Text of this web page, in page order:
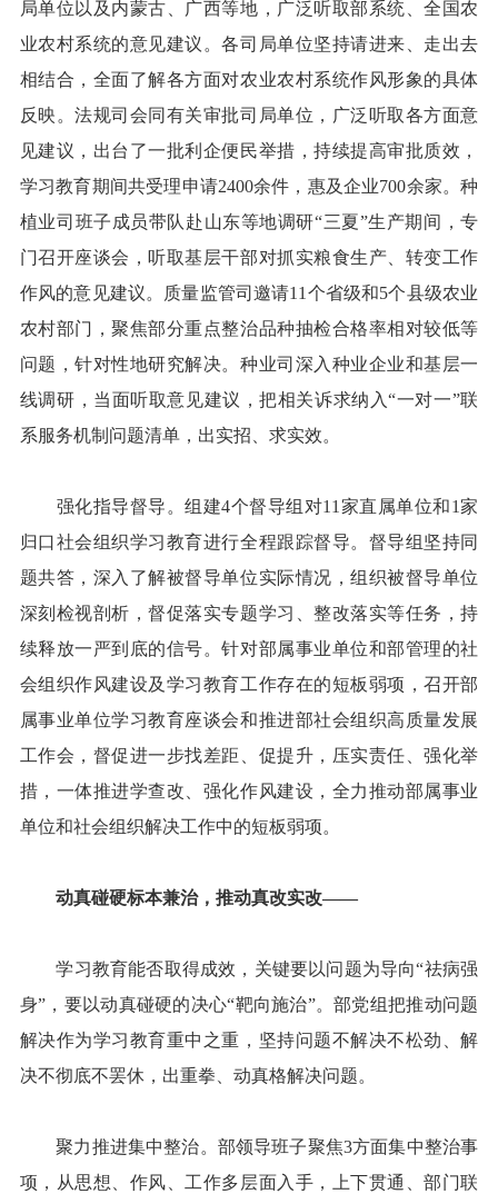
局单位以及内蒙古、广西等地，广泛听取部系统、全国农
业农村系统的意见建议。各司局单位坚持请进来、走出去
相结合，全面了解各方面对农业农村系统作风形象的具体
反映。法规司会同有关审批司局单位，广泛听取各方面意
见建议，出台了一批利企便民举措，持续提高审批质效，
学习教育期间共受理申请2400余件，惠及企业700余家。种
植业司班子成员带队赴山东等地调研“三夏”生产期间，专
门召开座谈会，听取基层干部对抓实粮食生产、转变工作
作风的意见建议。质量监管司邀请11个省级和5个县级农业
农村部门，聚焦部分重点整治品种抽检合格率相对较低等
问题，针对性地研究解决。种业司深入种业企业和基层一
线调研，当面听取意见建议，把相关诉求纳入“一对一”联
系服务机制问题清单，出实招、求实效。
强化指导督导。组建4个督导组对11家直属单位和1家
归口社会组织学习教育进行全程跟踪督导。督导组坚持同
题共答，深入了解被督导单位实际情况，组织被督导单位
深刻检视剖析，督促落实专题学习、整改落实等任务，持
续释放一严到底的信号。针对部属事业单位和部管理的社
会组织作风建设及学习教育工作存在的短板弱项，召开部
属事业单位学习教育座谈会和推进部社会组织高质量发展
工作会，督促进一步找差距、促提升，压实责任、强化举
措，一体推进学查改、强化作风建设，全力推动部属事业
单位和社会组织解决工作中的短板弱项。
动真碰硬标本兼治，推动真改实改——
学习教育能否取得成效，关键要以问题为导向“祛病强
身”，要以动真碰硬的决心“靶向施治”。部党组把推动问题
解决作为学习教育重中之重，坚持问题不解决不松劲、解
决不彻底不罢休，出重拳、动真格解决问题。
聚力推进集中整治。部领导班子聚焦3方面集中整治事
项，从思想、作风、工作多层面入手，上下贯通、部门联